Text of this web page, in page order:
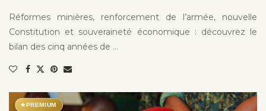
Réformes minières, renforcement de l’armée, nouvelle
Constitution et souveraineté économique : découvrez le
bilan des cinq années de …
★PREMIUM